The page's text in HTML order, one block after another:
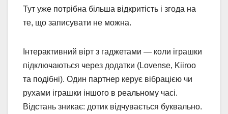
Тут уже потрібна більша відкритість і згода на
те, що записувати не можна.
Інтерактивний вірт з гаджетами — коли іграшки
підключаються через додатки (Lovense, Kiiroo
та подібні). Один партнер керує вібрацією чи
рухами іграшки іншого в реальному часі.
Відстань зникає: дотик відчувається буквально.